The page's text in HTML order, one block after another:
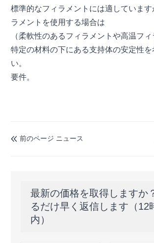
標準的なフィラメントには適しています
ラメントを使用する場合は
（柔軟性のあるフィラメントや高温フィ
特定の材料の下にある支持体の安定性を
い。
要件。
 前のページ ニュース
最新の価格を取得しますか
るだけ早く返信します（12
内）